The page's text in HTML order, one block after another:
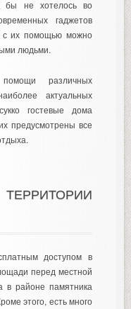
бы не хотелось во
гаджетов
с их помощью можно
людьми.
различных
актуальных
гостевые дома
предусмотрены все
доступом в
перед местной
в районе памятника
этого, есть много